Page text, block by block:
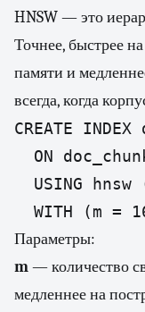
HNSW — это
Точнее, быстрее
памяти и
всегда, когда
CREATE
ON
USING hnsw
WITH (m =
Параметры:
m— количество
медленнее на